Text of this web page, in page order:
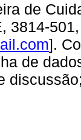
de
3814-
].
de